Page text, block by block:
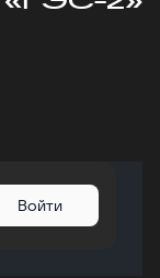
Войти